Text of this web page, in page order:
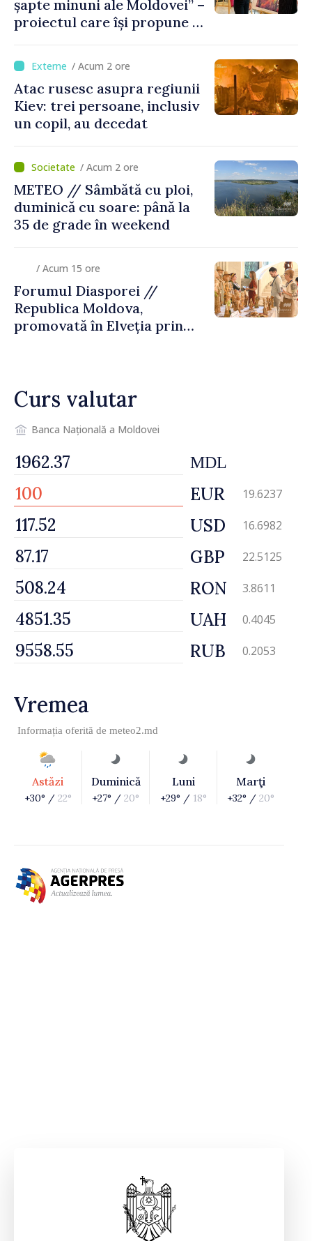
șapte minuni ale Moldovei” –
proiectul care își propune să
de țara de origine
/ Acum 2 ore
Atac rusesc asupra regiunii
Kiev: trei persoane, inclusiv
un copil, au decedat
/ Acum 2 ore
METEO // Sâmbătă cu ploi,
duminică cu soare: până la
35 de grade în weekend
/ Acum 15 ore
Forumul Diasporei //
Republica Moldova,
promovată în Elveția prin
Curs valutar
Banca Națională a Moldovei
MDL
EUR 19.6237
USD 16.6982
GBP 22.5125
RON 3.8611
UAH 0.4045
RUB 0.2053
Vremea
Informația oferită de meteo2.md
Astăzi
+30° / 22°
Duminică
+27° / 20°
Luni
+29° / 18°
Marţi
+32° / 20°